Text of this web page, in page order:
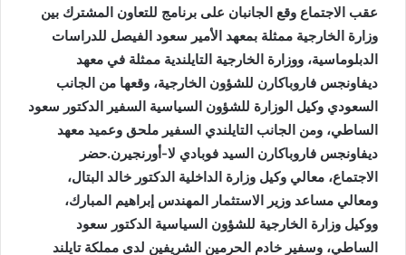
عقب الاجتماع وقع الجانبان على برنامج للتعاون المشترك بين
وزارة الخارجية ممثلة بمعهد الأمير سعود الفيصل للدراسات
الدبلوماسية، ووزارة الخارجية التايلندية ممثلة في معهد
ديفاونجس فاروباكارن للشؤون الخارجية، وقعها من الجانب
السعودي وكيل الوزارة للشؤون السياسية السفير الدكتور سعود
الساطي، ومن الجانب التايلندي السفير ملحق وعميد معهد
ديفاونجس فاروباكارن السيد فوبادي لا-أورنجيرن.حضر
الاجتماع، معالي وكيل وزارة الداخلية الدكتور خالد البتال،
ومعالي مساعد وزير الاستثمار المهندس إبراهيم المبارك،
ووكيل وزارة الخارجية للشؤون السياسية الدكتور سعود
الساطي، وسفير خادم الحرمين الشريفين لدى مملكة تايلند